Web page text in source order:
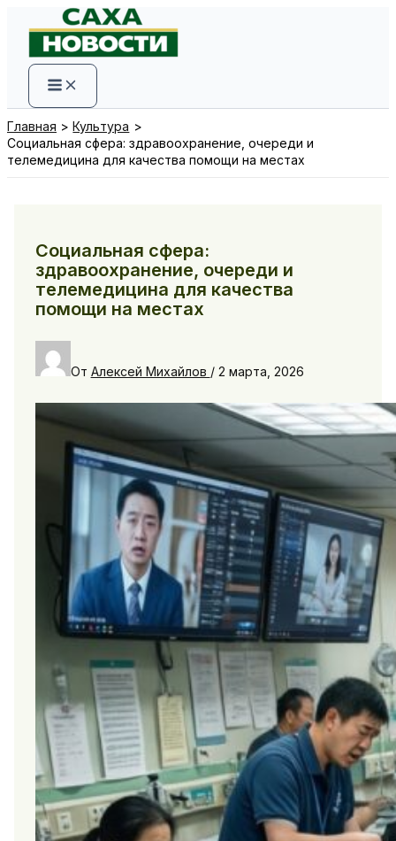
содержимому
Главная
Культура
Социальная сфера: здравоохранение, очереди и
телемедицина для качества помощи на местах
Социальная сфера:
здравоохранение, очереди и
телемедицина для качества
помощи на местах
От Алексей Михайлов / 2 марта, 2026